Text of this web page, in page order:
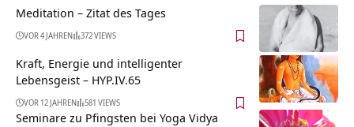
Meditation – Zitat des Tages
VOR 4 JAHREN 372 VIEWS
Kraft, Energie und intelligenter
Lebensgeist – HYP.IV.65
VOR 12 JAHREN 581 VIEWS
Seminare zu Pfingsten bei Yoga Vidya